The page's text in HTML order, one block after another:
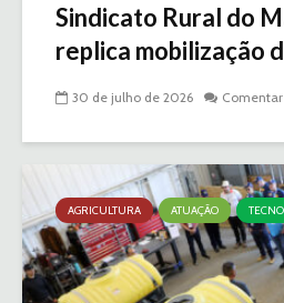
Sindicato Rural do
replica mobilização
30 de julho de 2026 Comentar
AGRICULTURA ATUAÇÃO